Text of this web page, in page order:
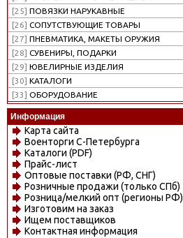
[25] ПОВЯЗКИ НАРУКАВНЫЕ
[26] СОПУТСТВУЮЩИЕ ТОВАРЫ
[27] ПНЕВМАТИКА, МАКЕТЫ ОРУЖИЯ
[28] СУВЕНИРЫ, ПОДАРКИ
[29] ЮВЕЛИРНЫЕ ИЗДЕЛИЯ
[30] КАТАЛОГИ
[33] ОБОРУДОВАНИЕ
Информация
Карта сайта
Военторги С-Петербурга
Каталоги (PDF)
Прайс-лист
Оптовые поставки (РФ, СНГ)
Розничные продажи (только СПб)
Розница/мелкий опт (регионы РФ)
Изготовим на заказ
Ищем поставщиков
Контактная информация